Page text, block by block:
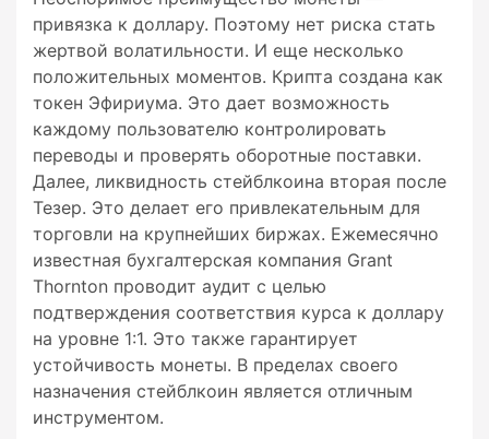
привязка к доллару. Поэтому нет риска стать
жертвой волатильности. И еще несколько
положительных моментов. Крипта создана как
токен Эфириума. Это дает возможность
каждому пользователю контролировать
переводы и проверять оборотные поставки.
Далее, ликвидность стейблкоина вторая после
Тезер. Это делает его привлекательным для
торговли на крупнейших биржах. Ежемесячно
известная бухгалтерская компания Grant
Thornton проводит аудит с целью
подтверждения соответствия курса к доллару
на уровне 1:1. Это также гарантирует
устойчивость монеты. В пределах своего
назначения стейблкоин является отличным
инструментом.